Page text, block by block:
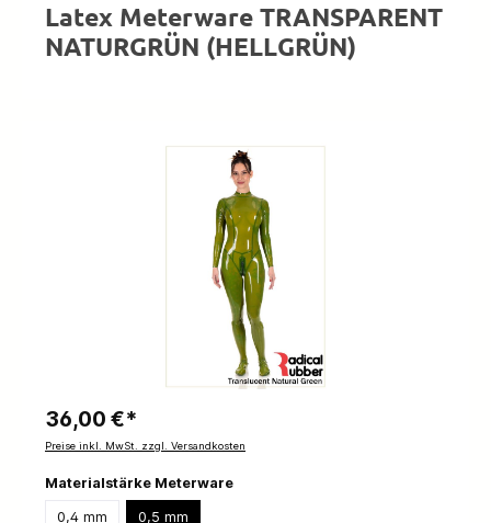
Latex Meterware TRANSPARENT
NATURGRÜN (HELLGRÜN)
36,00 €*
Preise inkl. MwSt. zzgl. Versandkosten
Materialstärke Meterware
0,4 mm 0,5 mm